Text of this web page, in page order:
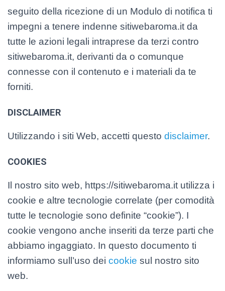
seguito della ricezione di un Modulo di notifica ti
impegni a tenere indenne sitiwebaroma.it da
tutte le azioni legali intraprese da terzi contro
sitiwebaroma.it, derivanti da o comunque
connesse con il contenuto e i materiali da te
forniti.
DISCLAIMER
Utilizzando i siti Web, accetti questo disclaimer.
COOKIES
Il nostro sito web, https://sitiwebaroma.it utilizza i
cookie e altre tecnologie correlate (per comodità
tutte le tecnologie sono definite “cookie”). I
cookie vengono anche inseriti da terze parti che
abbiamo ingaggiato. In questo documento ti
informiamo sull’uso dei cookie sul nostro sito
web.